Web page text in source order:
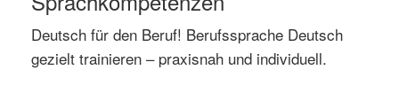
Deutsch für den Beruf! Berufssprache Deutsch
gezielt trainieren – praxisnah und individuell.